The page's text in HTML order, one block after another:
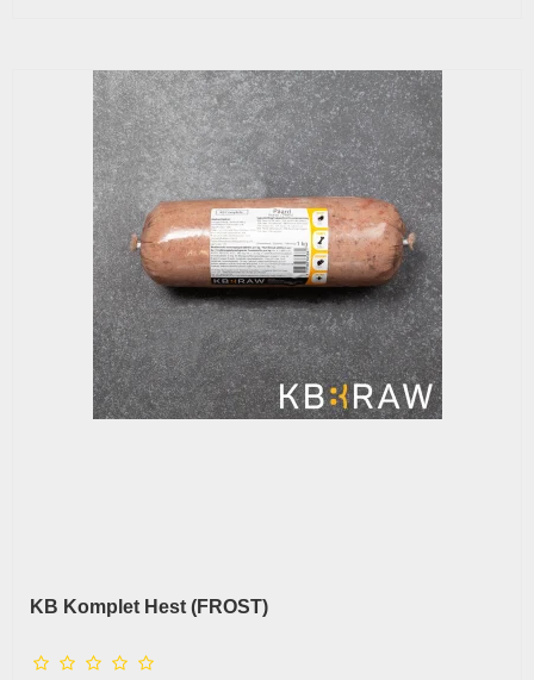
KB Komplet Hest (FROST)